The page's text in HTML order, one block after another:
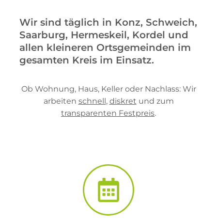
Wir sind täglich in Konz, Schweich,
Saarburg, Hermeskeil, Kordel und
allen kleineren Ortsgemeinden im
gesamten Kreis im Einsatz.
Ob Wohnung, Haus, Keller oder Nachlass: Wir
arbeiten schnell, diskret und zum
transparenten Festpreis.